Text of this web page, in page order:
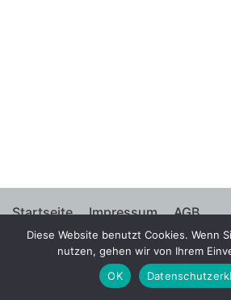
Startseite Impressum AGB
Widerrufsbelehrung
© 2021 Helge Kaiser
Diese Website benutzt Cookies. Wenn
nutzen, gehen wir von Ihrem
OK